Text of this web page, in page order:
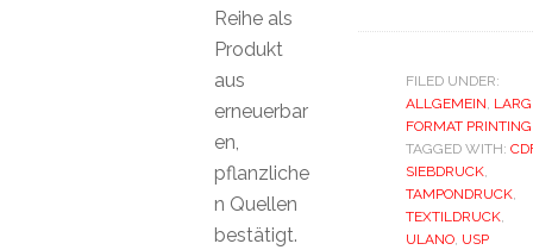
FILED UNDER:
ALLGEMEIN,
FORMAT PRINTING
TAGGED WITH:
SIEBDRUCK,
TAMPONDRUCK,
TEXTILDRUCK,
ULANO, USP
Reihe als
Produkt
aus
erneuerbar
en,
pflanzliche
n Quellen
bestätigt.